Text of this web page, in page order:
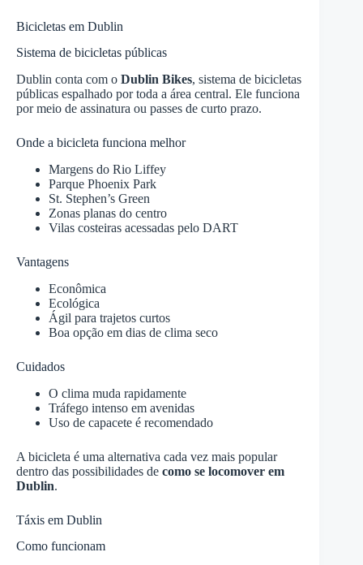
Bicicletas em Dublin
Sistema de bicicletas públicas
Dublin conta com o Dublin Bikes, sistema de bicicletas
públicas espalhado por toda a área central. Ele funciona
por meio de assinatura ou passes de curto prazo.
Onde a bicicleta funciona melhor
Margens do Rio Liffey
Parque Phoenix Park
St. Stephen’s Green
Zonas planas do centro
Vilas costeiras acessadas pelo DART
Vantagens
Econômica
Ecológica
Ágil para trajetos curtos
Boa opção em dias de clima seco
Cuidados
O clima muda rapidamente
Tráfego intenso em avenidas
Uso de capacete é recomendado
A bicicleta é uma alternativa cada vez mais popular
dentro das possibilidades de como se locomover em
Dublin.
Táxis em Dublin
Como funcionam